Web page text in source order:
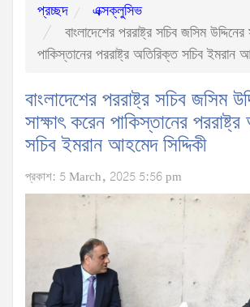
প্রচ্ছদ
এক্সক্লুসিভ
বাংলাদেশের পররাষ্ট্র সচিব জসিম উদ্দিনের
পাকিস্তানের পররাষ্ট্র অতিরিক্ত সচিব ইমরান
বাংলাদেশের পররাষ্ট্র সচিব জসিম
সাক্ষাৎ করেন পাকিস্তানের
সচিব ইমরান আহমেদ সিদ্দিকী
প্রকাশ: 5 March, 2025 5:56 pm